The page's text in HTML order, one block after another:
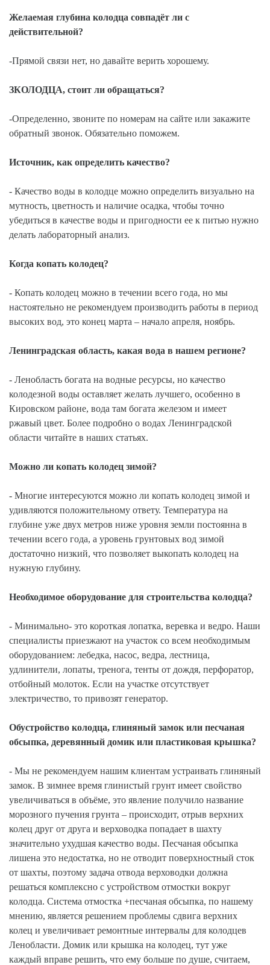
Желаемая глубина колодца совпадёт ли с
действительной?
-Прямой связи нет, но давайте верить хорошему.
ЗКОЛОДЦА, стоит ли обращаться?
-Определенно, звоните по номерам на сайте или закажите
обратный звонок. Обязательно поможем.
Источник, как определить качество?
- Качество воды в колодце можно определить визуально на
мутность, цветность и наличие осадка, чтобы точно
убедиться в качестве воды и пригодности ее к питью нужно
делать лабораторный анализ.
Когда копать колодец?
- Копать колодец можно в течении всего года, но мы
настоятельно не рекомендуем производить работы в период
высоких вод, это конец марта – начало апреля, ноябрь.
Ленинградская область, какая вода в нашем регионе?
- Ленобласть богата на водные ресурсы, но качество
колодезной воды оставляет желать лучшего, особенно в
Кировском районе, вода там богата железом и имеет
ржавый цвет. Более подробно о водах Ленинградской
области читайте в наших статьях.
Можно ли копать колодец зимой?
- Многие интересуются можно ли копать колодец зимой и
удивляются положительному ответу. Температура на
глубине уже двух метров ниже уровня земли постоянна в
течении всего года, а уровень грунтовых вод зимой
достаточно низкий, что позволяет выкопать колодец на
нужную глубину.
Необходимое оборудование для строительства колодца?
- Минимально- это короткая лопатка, веревка и ведро. Наши
специалисты приезжают на участок со всем необходимым
оборудованием: лебедка, насос, ведра, лестница,
удлинители, лопаты, тренога, тенты от дождя, перфоратор,
отбойный молоток. Если на участке отсутствует
электричество, то привозят генератор.
Обустройство колодца, глиняный замок или песчаная
обсыпка, деревянный домик или пластиковая крышка?
- Мы не рекомендуем нашим клиентам устраивать глиняный
замок. В зимнее время глинистый грунт имеет свойство
увеличиваться в объёме, это явление получило название
морозного пучения грунта – происходит, отрыв верхних
колец друг от друга и верховодка попадает в шахту
значительно ухудшая качество воды. Песчаная обсыпка
лишена это недостатка, но не отводит поверхностный сток
от шахты, поэтому задача отвода верховодки должна
решаться комплексно с устройством отмостки вокруг
колодца. Система отмостка +песчаная обсыпка, по нашему
мнению, является решением проблемы сдвига верхних
колец и увеличивает ремонтные интервалы для колодцев
Ленобласти. Домик или крышка на колодец, тут уже
каждый вправе решить, что ему больше по душе, считаем,